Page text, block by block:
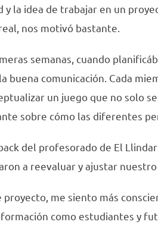
y la idea de trabajar en un
nos motivó bastante.
semanas, cuando
buena comunicación. Cada
un juego que no solo
sobre cómo las diferentes
del profesorado de El
a reevaluar y ajustar
me siento más
como estudiantes y